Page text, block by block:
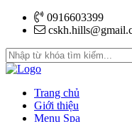
0916603399
Trang chủ
Giới thiệu
Menu Spa